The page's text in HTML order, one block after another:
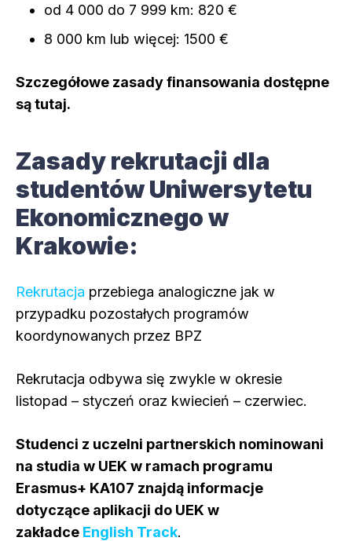
od 4 000 do 7 999 km: 820 €
8 000 km lub więcej: 1500 €
Szczegółowe zasady finansowania dostępne
są tutaj.
Zasady rekrutacji dla
studentów Uniwersytetu
Ekonomicznego w
Krakowie:
Rekrutacja przebiega analogiczne jak w
przypadku pozostałych programów
koordynowanych przez BPZ
Rekrutacja odbywa się zwykle w okresie
listopad – styczeń oraz kwiecień – czerwiec.
Studenci z uczelni partnerskich nominowani
na studia w UEK w ramach programu
Erasmus+ KA107 znajdą informacje
dotyczące aplikacji do UEK w
zakładce English Track.